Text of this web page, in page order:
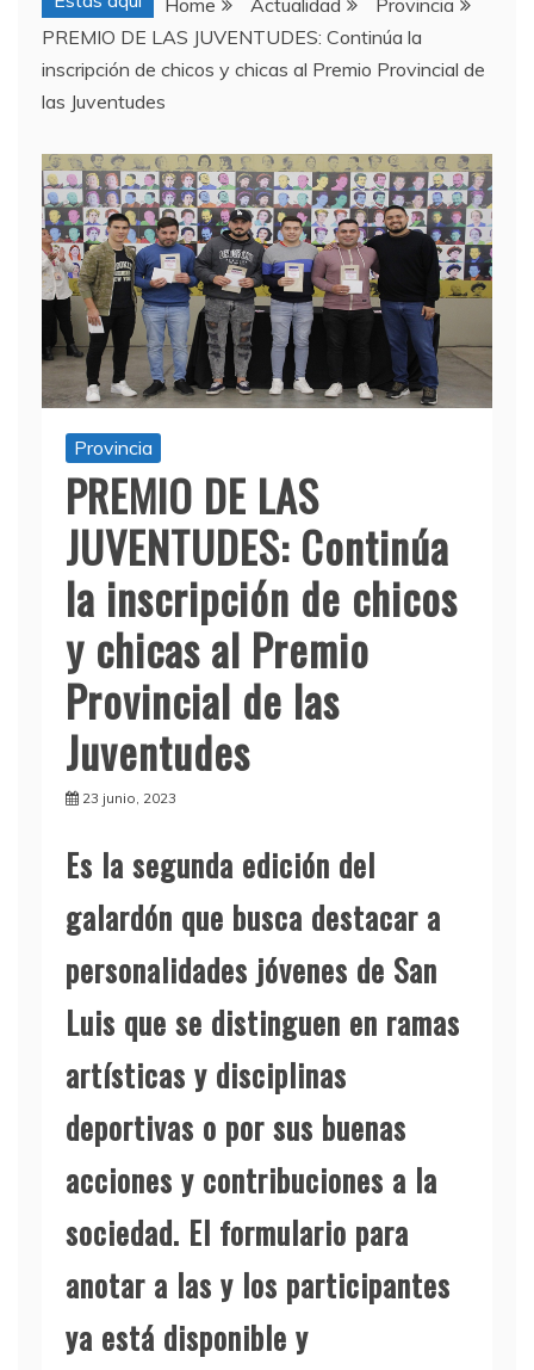
Home Actualidad
Provincia
PREMIO DE LAS JUVENTUDES: Continúa la
inscripción de chicos y chicas al Premio Provincial de
las Juventudes
Provincia
PREMIO DE LAS
JUVENTUDES: Continúa
la inscripción de chicos
y chicas al Premio
Provincial de las
Juventudes
23 junio, 2023
Es la segunda edición del
galardón que busca destacar a
personalidades jóvenes de San
Luis que se distinguen en ramas
artísticas y disciplinas
deportivas o por sus buenas
acciones y contribuciones a la
sociedad. El formulario para
anotar a las y los participantes
ya está disponible y